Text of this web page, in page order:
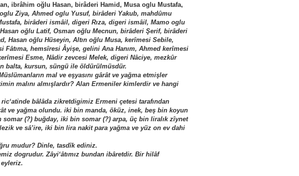
ibrâhim oğlu Hasan, birâderi Hamid, Musa oglu Mustafa,
oglu Ziya, Ahmed oglu Yusuf, birâderi Yakub, mahdûmu
birâderi ismâil, digeri Rıza, digeri ismâil, Mamo oglu
oğlu Latif, Osman oğlu Mecnun, birâderi Şerif, birâderi
Hasan oğlu Hüseyin, Altın oğlu Musa, kerîmesi Sebile,
Fâtıma, hemsîresi Âyişe, gelini Ana Hanım, Ahmed kerîmesi
Esme, Nâdir zevcesi Melek, digeri Nâciye, mezkûr
balta, kursun, süngü ile öldürülmüsdür.
mal ve eşyasını gârât ve yağma etmişler
malını almışlardır? Alan Ermeniler kimlerdir ve hangi
ric‘atinde bâlâda zikretdigimiz Ermeni çetesi tarafından
ve yağma olundu. iki bin manda, öküz, inek, beş bin koyun
somar (?) buğday, iki bin somar (?) arpa, üç bin liralık zîynet
ve sâ’ire, iki bin lira nakit para yağma ve yüz on ev dahi
mudur? Dinle, tasdîk ediniz.
dogrudur. Zâyi‘âtımız bundan ibâretdir. Bir hilâf
eyleriz.